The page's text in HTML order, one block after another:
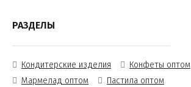
РАЗДЕЛЫ
Кондитерские изделия
Конфеты оптом
Мармелад оптом
Пастила оптом